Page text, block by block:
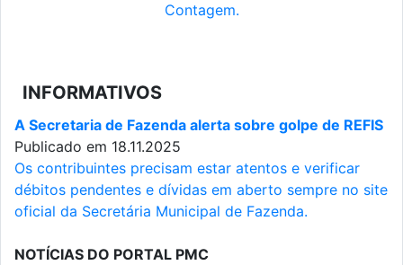
Contagem.
INFORMATIVOS
A Secretaria de Fazenda alerta sobre golpe de REFIS
Publicado em 18.11.2025
Os contribuintes precisam estar atentos e verificar
débitos pendentes e dívidas em aberto sempre no site
oficial da Secretária Municipal de Fazenda.
NOTÍCIAS DO PORTAL PMC